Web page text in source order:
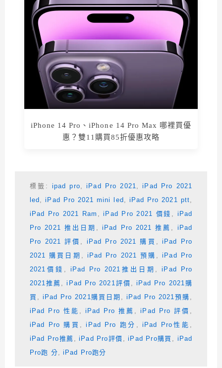
iPhone 14 Pro、iPhone 14 Pro Max 哪裡買優
惠？雙11購買85折優惠攻略
標籤: ipad pro,iPad Pro 2021,iPad Pro 2021
led ,iPad Pro 2021 mini led , iPad Pro 2021 ptt,
iPad Pro 2021 Ram ,iPad Pro 2021 價錢 , iPad
Pro 2021 推出日期 ,iPad Pro 2021 推薦 , iPad
Pro 2021 評價 , iPad Pro 2021 購買 , iPad Pro
2021 購買日期 , iPad Pro 2021 預購 ,iPad Pro
2021價錢 , iPad Pro 2021推出日期 ,iPad Pro
2021推薦 ,iPad Pro 2021評價 , iPad Pro 2021購
買 , iPad Pro 2021購買日期 , iPad Pro 2021預購 ,
iPad Pro 性能 , iPad Pro 推薦 ,iPad Pro 評價 ,
iPad Pro 購買 ,iPad Pro 跑分 , iPad Pro性能 ,
iPad Pro推薦 ,iPad Pro評價 ,iPad Pro購買 , iPad
Pro跑 分, iPad Pro跑分